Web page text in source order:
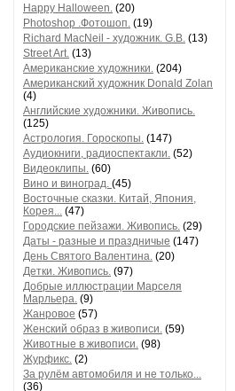
Happy Halloween. (20)
Photoshop .Фотошоп. (19)
Richard MacNeil - художник. G.B. (13)
Street Art. (13)
Американские художники. (204)
Американский художник Donald Zolan
(4)
Английские художники. Живопись.
(125)
Астрология. Гороскопы. (147)
Аудиокниги, радиоспектакли. (52)
Видеоклипы. (60)
Вино и виноград. (45)
Восточные сказки. Китай, Япония,
Корея... (47)
Городские пейзажи. Живопись. (29)
Даты - разные и праздничые (147)
День Святого Валентина. (20)
Детки. Живопись. (97)
Добрые иллюстрации Марселя
Марльера. (9)
Жанровое (57)
Женский образ в живописи. (59)
Животные в живописи. (98)
Журфикс. (2)
За рулём автомобиля и не только...
(36)